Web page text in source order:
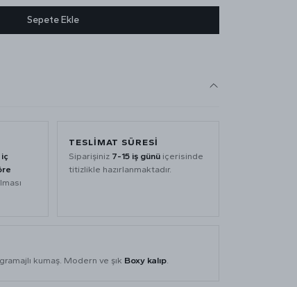
Sepete Ekle
iç
TESLIMAT SÜRESI
Siparişiniz 7-15 iş günü içerisinde
titizlikle hazırlanmaktadır.
kumaş. Modern ve şık Boxy kalıp.